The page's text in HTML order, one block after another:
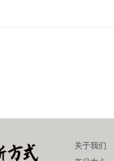
关于我们